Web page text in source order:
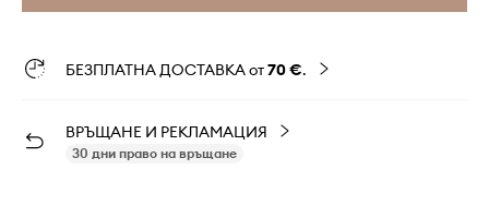
БЕЗПЛАТНА ДОСТАВКА от70 €.
ВРЪЩАНЕ И РЕКЛАМАЦИЯ
30 дни право на връщане